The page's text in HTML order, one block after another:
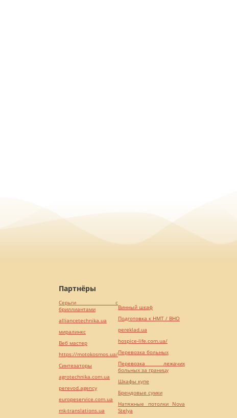
Партнёры
Серьги с
бриллиантами
alliancetechnika.ua
миралинкс
Веб мастер
https://motokosmos.ua/
Синтезаторы
agrotechnika.com.ua
perevod.agency
europeservice.com.ua
mk-translations.ua
Винный шкаф
Подготовка к НМТ / ВНО
pereklad.ua
hospice-life.com.ua/
Перевозка больных
Перевозка лежачих
больных за границу
Шкафы купе
Брендовые сумки
Натяжные потолки Nova
Stelya